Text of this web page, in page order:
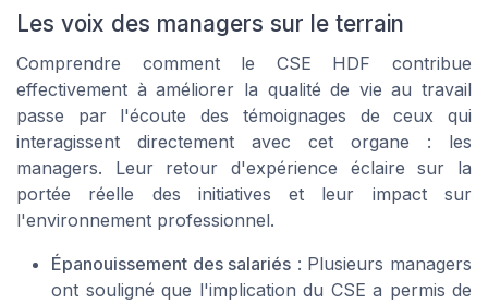
Les voix des managers sur le terrain
Comprendre comment le CSE HDF contribue
effectivement à améliorer la qualité de vie au travail
passe par l'écoute des témoignages de ceux qui
interagissent directement avec cet organe : les
managers. Leur retour d'expérience éclaire sur la
portée réelle des initiatives et leur impact sur
l'environnement professionnel.
Épanouissement des salariés : Plusieurs managers
ont souligné que l'implication du CSE a permis de